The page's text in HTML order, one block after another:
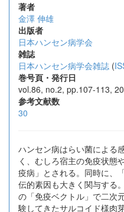
著者
金澤 伸雄
出版者
日本ハンセン病学会
雑誌
日本ハンセン病学会雑誌 (
巻号頁・発行日
vol.86, no.2, pp.107-113,
参考文献数
30
ハンセン病はらい菌による
く、むしろ宿主の免疫状態
疫病」とされる。同時に、
伝的素因も大きく関与する
の「免疫ベクトル」で二次
験してきたサルコイド様肉